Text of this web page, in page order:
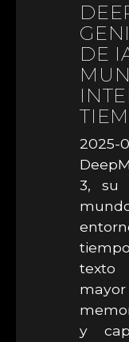
DE
3, su
texto
y